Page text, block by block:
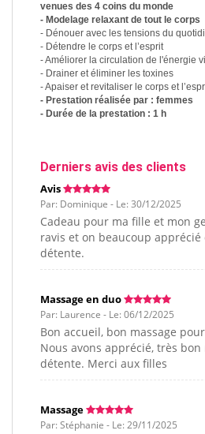
venues des 4 coins du monde
- Modelage relaxant de tout le corps
- Dénouer avec les tensions du
- Détendre le corps et l’esprit
- Améliorer la circulation de l'énergie
- Drainer et éliminer les toxines
- Apaiser et revitaliser le corps et
- Prestation réalisée par : femmes
- Durée de la prestation : 1 h
Derniers avis des clients
Avis
Par: Dominique - Le: 30/12/2025
Cadeau pour ma fille et mon
ravis et on beaucoup apprécié
détente.
Massage en duo
Par: Laurence - Le: 06/12/2025
Bon accueil, bon massage
Nous avons apprécié, très
détente. Merci aux filles
Massage
Par: Stéphanie - Le: 29/11/2025